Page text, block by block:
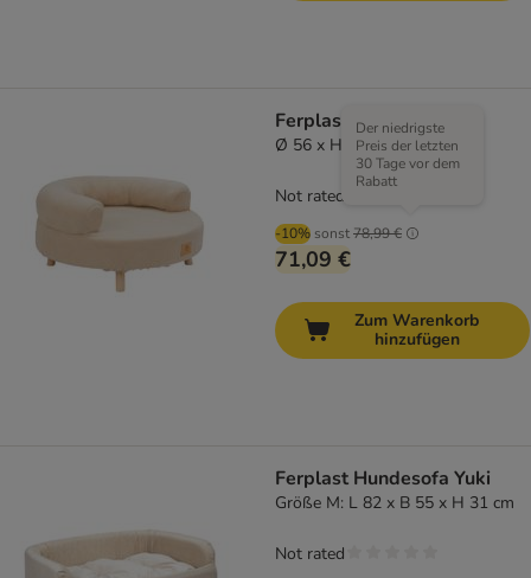
Ferplast Hundesofa Aki
Ø 56 x H 29 cm
-10% sonst78,99 €
Der niedrigste
Preis der letzten
30 Tage vor dem
Rabatt
71,09 €
Not rated
Zum Warenkorb
hinzufügen
Ferplast Hundesofa Yuki
Größe M: L 82 x B 55 x H 31 cm
Not rated